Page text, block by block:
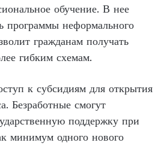
обучение. В нее
программы неформального
гражданам получать
гибким схемам.
к субсидиям для открытия
Безработные смогут
поддержку при
минимум одного нового